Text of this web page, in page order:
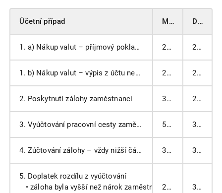
Účetní případ MD DAL
1. a) Nákup valut – příjmový pokladní doklad 211 A 261
1. b) Nákup valut – výpis z účtu nebo výdajový pokladní doklad 261 211 A, 221
2. Poskytnutí zálohy zaměstnanci 335 211 A
3. Vyúčtování pracovní cesty zaměstnancem 512 333
4. Zúčtování zálohy – vždy nižší částka 333 335
5. Doplatek rozdílu z vyúčtování
• záloha byla vyšší než nárok zaměstnance na náhrady
211
335